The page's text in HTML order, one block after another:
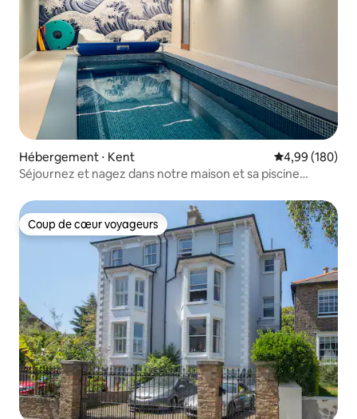
Hébergement ⋅ Kent Évaluation
4,99 (180)
Séjournez et nagez dans notre maison et sa piscine
Coup de cœur voyageurs
Coup de cœur voyageurs